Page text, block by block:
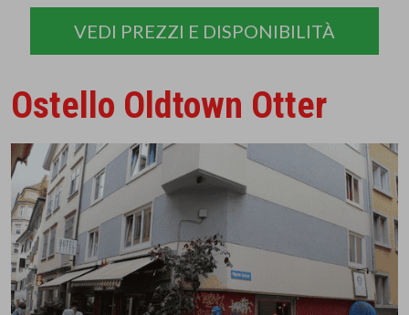
VEDI PREZZI E DISPONIBILITÀ
Ostello Oldtown Otter